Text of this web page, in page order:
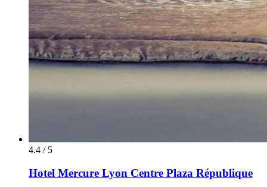
4.4 / 5
Hotel Mercure Lyon Centre Plaza République